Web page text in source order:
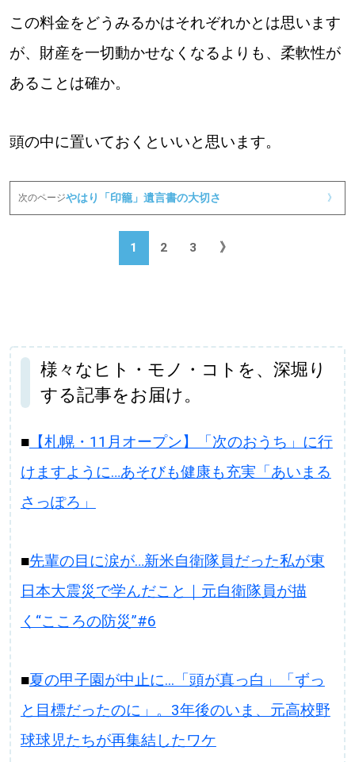
この料金をどうみるかはそれぞれかとは思います
が、財産を一切動かせなくなるよりも、柔軟性が
あることは確か。
頭の中に置いておくといいと思います。
次のページやはり「印籠」遺言書の大切さ 》
1 2 3 》
様々なヒト・モノ・コトを、深堀り
する記事をお届け。
■【札幌・11月オープン】「次のおうち」に行
けますように…あそびも健康も充実「あいまる
さっぽろ」
■先輩の目に涙が…新米自衛隊員だった私が東
日本大震災で学んだこと｜元自衛隊員が描
く“こころの防災”#6
■夏の甲子園が中止に...「頭が真っ白」「ずっ
と目標だったのに」。3年後のいま、元高校野
球球児たちが再集結したワケ